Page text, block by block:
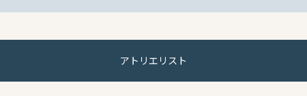
アトリエリスト